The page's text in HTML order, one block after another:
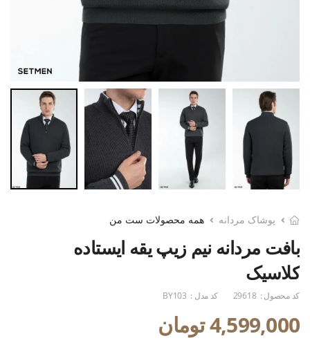
پوشاک مردانه همه محصولات ست من
بافت مردانه نیم زیپ یقه ایستاده
کلاسیک
کد محصول : 29618 کد مدل : BY103
4,599,000 تومان